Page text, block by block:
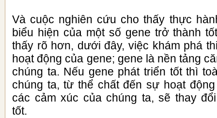
Và cuộc nghiên cứu cho thấy thực
biểu hiện của một số gene trở thành
thấy rõ hơn, dưới đây, việc khám phá
hoạt động của gene; gene là nền tảng
chúng ta. Nếu gene phát triển tốt thì
chúng ta, từ thể chất đến sự hoạt
các cảm xúc của chúng ta, sẽ thay
tốt.